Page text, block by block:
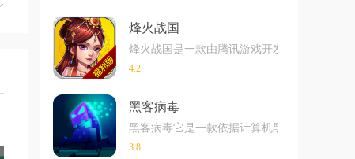
烽火战国
烽火战国是一款由腾讯游戏开发并运营的战
4.2
黑客病毒
黑客病毒它是一款依据计算机黑客的题材战
3.8